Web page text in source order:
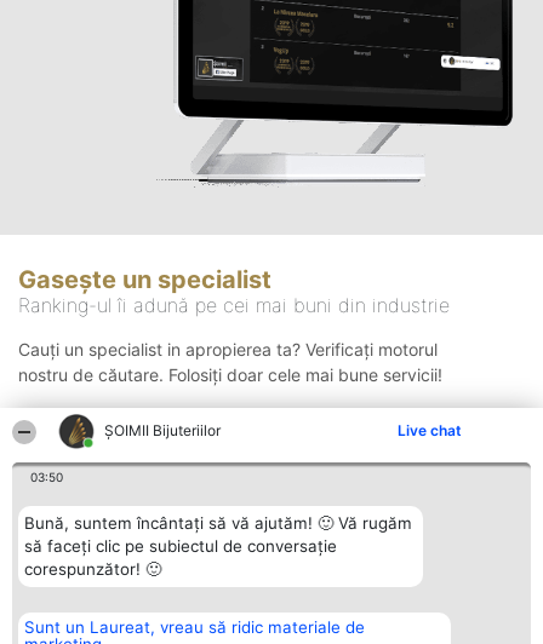
ŞOIMII Bijuteriilor Live chat
03:50
Bună, suntem încântați să vă ajutăm! 🙂 Vă rugăm
să faceți clic pe subiectul de conversație
corespunzător! 🙂
Sunt un Laureat, vreau să ridic materiale de
Gasește un specialist
Ranking-ul îi adună pe cei mai buni din industrie
Cauți un specialist in apropierea ta? Verificați motorul
nostru de căutare. Folosiți doar cele mai bune servicii!
Organizator Ranking Plebiscyt Contact